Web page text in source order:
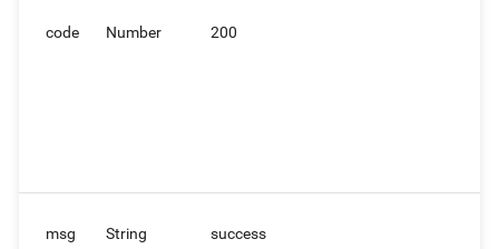
code Number 200
msg String success